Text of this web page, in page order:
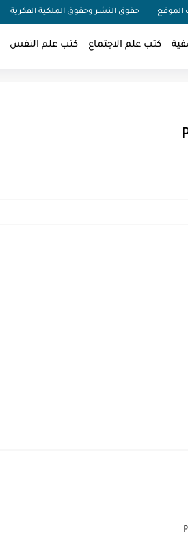
الموقع حقوق النشر وحقوق الملكية الفكرية
كتب علم الاجتماع كتب علم النفس